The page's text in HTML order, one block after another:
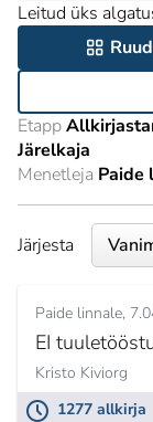
Leitud üks
Etapp
Järelkaja
Menetleja Paide
Järjesta
Paide linnale
EI
Kristo Kiviorg
1277 allkirja